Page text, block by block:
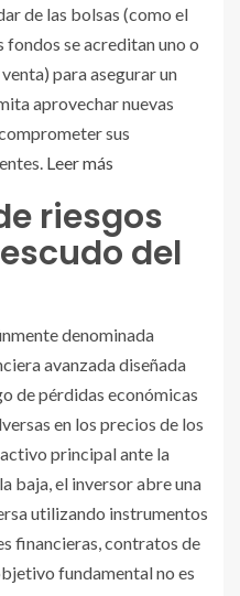
de las bolsas (como el
se acreditan uno o
para asegurar un
aprovechar nuevas
sus
Leer más
riesgos
del
denominada
avanzada diseñada
de pérdidas económicas
en los precios de los
principal ante la
baja, el inversor abre una
utilizando instrumentos
financieras, contratos de
fundamental no es